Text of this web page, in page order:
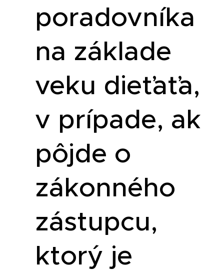
poradovníka
na základe
veku dieťaťa,
v prípade, ak
pôjde o
zákonného
zástupcu,
ktorý je